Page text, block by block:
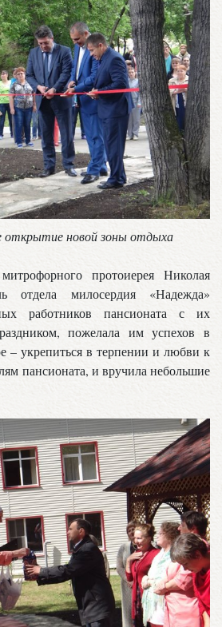
открытие новой зоны отдыха
протоиерея Николая
отдела милосердия «Надежда»
работников пансионата с их
пожелала им успехов в
– укрепиться в терпении и любви к
пансионата, и вручила небольшие